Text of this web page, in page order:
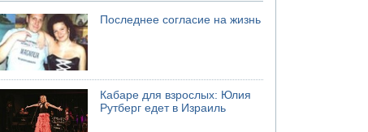
Последнее согласие на жизнь
Кабаре для взрослых: Юлия
Рутберг едет в Израиль